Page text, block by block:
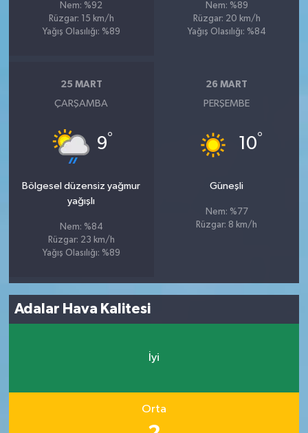
Nem: %92
Rüzgar: 15 km/h
Yağış Olasılığı: %89
Nem: %89
Rüzgar: 20 km/h
Yağış Olasılığı: %84
25 MART
ÇARŞAMBA
9°
Bölgesel düzensiz yağmur
yağışlı
Nem: %84
Rüzgar: 23 km/h
Yağış Olasılığı: %89
26 MART
PERŞEMBE
10°
Güneşli
Nem: %77
Rüzgar: 8 km/h
Adalar Hava Kalitesi
İyi
Orta